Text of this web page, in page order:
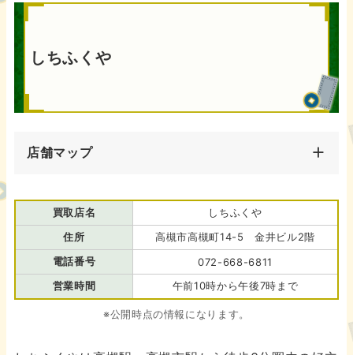
しちふくや
店舗マップ
買取店名
しちふくや
住所
高槻市高槻町14-5 金井ビル2階
電話番号
072-668-6811
営業時間
午前10時から午後7時まで
※公開時点の情報になります。